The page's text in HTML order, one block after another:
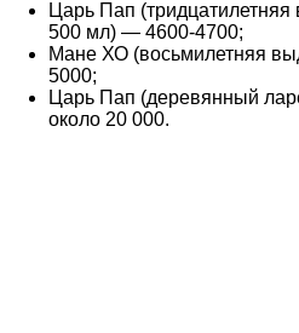
Царь Пап
500 мл) — 4600-4700;
Мане ХО (восьмилетняя
5000;
Царь Пап (деревянный
около 20 000.